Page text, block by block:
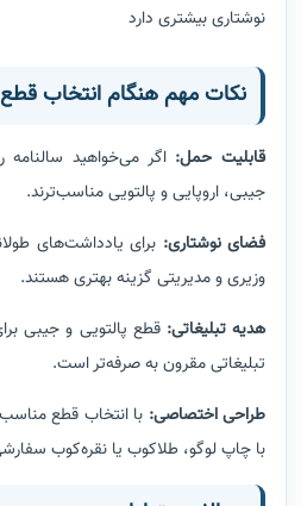
نوشتاری بیشتری دارد
نکات مهم هنگام انتخاب
قابلیت حمل: اگر می‌خواهید سالنامه
جیبی، اروپایی و پالتویی مناسب‌ترند.
فضای نوشتاری: برای یادداشت‌های
وزیری و مدیریتی گزینه بهتری هستند.
هدیه تبلیغاتی: قطع پالتویی و جیبی
تبلیغاتی مقرون به صرفه‌تر است.
طراحی اختصاصی: با انتخاب قطع
با چاپ لوگو، طلاکوب یا نقره‌کوب